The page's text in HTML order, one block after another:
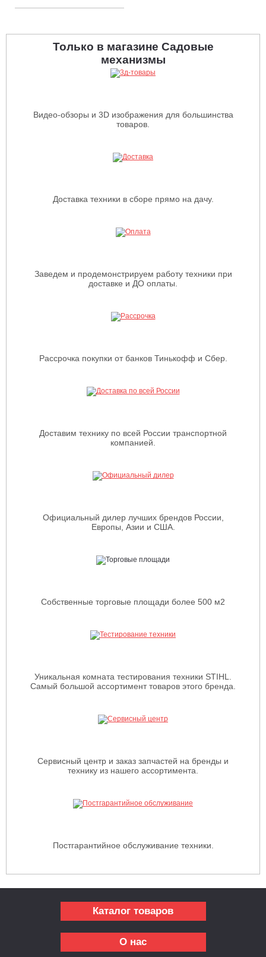
Только в магазине Садовые
механизмы
Видео-обзоры и 3D изображения для большинства
товаров.
Доставка техники в сборе прямо на дачу.
Заведем и продемонстрируем работу техники при
доставке и ДО оплаты.
Рассрочка покупки от банков Тинькофф и Сбер.
Доставим технику по всей России транспортной
компанией.
Официальный дилер лучших брендов России,
Европы, Азии и США.
Собственные торговые площади более 500 м2
Уникальная комната тестирования техники STIHL.
Самый большой ассортимент товаров этого бренда.
Сервисный центр и заказ запчастей на бренды и
технику из нашего ассортимента.
Постгарантийное обслуживание техники.
Каталог товаров
О нас